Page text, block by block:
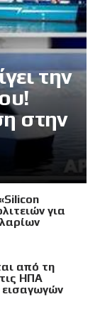
την
στην
για
από τη
ΗΠΑ